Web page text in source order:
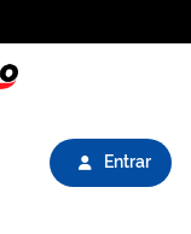
Entrar